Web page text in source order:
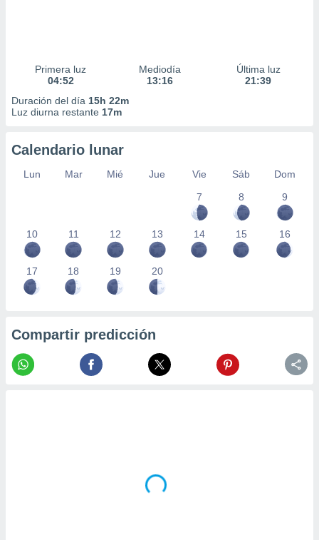
Primera luz
04:52
Mediodía
13:16
Última luz
21:39
Duración del día 15h 22m
Luz diurna restante 17m
Calendario lunar
Lun Mar Mié Jue Vie Sáb
Dom
7
8 9
10 11 12 13 14 15 16
17 18 19 20
Compartir predicción